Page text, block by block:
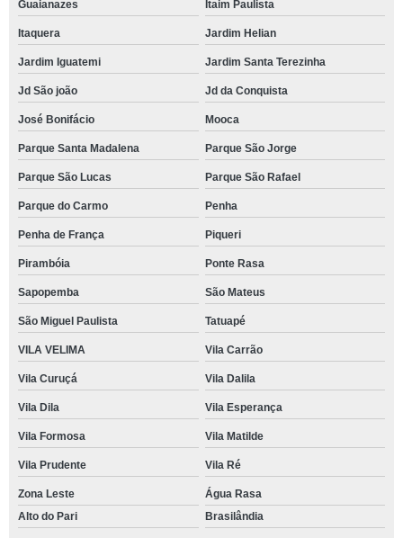
Guaianazes Itaim Paulista
Itaquera Jardim Helian
Jardim Iguatemi Jardim Santa Terezinha
Jd São joão Jd da Conquista
José Bonifácio Mooca
Parque Santa Madalena Parque São Jorge
Parque São Lucas Parque São Rafael
Parque do Carmo Penha
Penha de França Piqueri
Pirambóia Ponte Rasa
Sapopemba São Mateus
São Miguel Paulista Tatuapé
VILA VELIMA Vila Carrão
Vila Curuçá Vila Dalila
Vila Dila Vila Esperança
Vila Formosa Vila Matilde
Vila Prudente Vila Ré
Zona Leste
Água Rasa
Alto do Pari
Brasilândia